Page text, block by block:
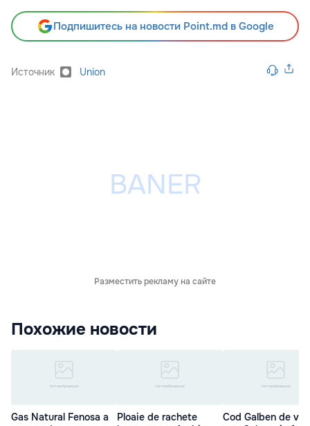
Подпишитесь на новости Point.md в Google
Источник Union
Разместить рекламу на сайте
Похожие новости
Gas Natural Fenosa a
Ploaie de rachete
Cod Galben de